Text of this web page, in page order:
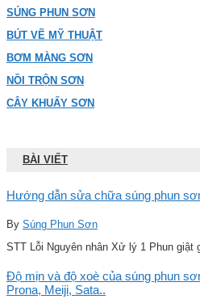
SÚNG PHUN SƠN
BÚT VẼ MỸ THUẬT
BƠM MÀNG SƠN
NỒI TRỘN SƠN
CÂY KHUẤY SƠN
BÀI VIẾT
Hướng dẫn sửa chữa súng phun
By Súng Phun Sơn
STT Lỗi Nguyên nhân Xử lý 1 Phun giật
Độ mịn và độ xoè của súng phun
Prona, Meiji, Sata..